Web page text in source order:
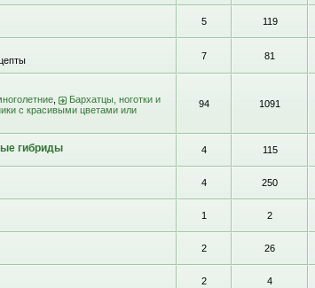
5 119
7 81
Бархатцы, ноготки и
с красивыми цветами или
94 1091
гибриды 4 115
4 250
1 2
2 26
2 4